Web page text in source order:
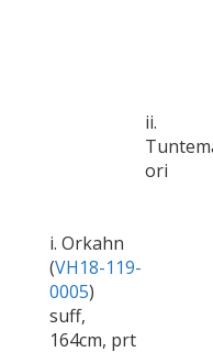
i. Orkahn
(VH18-119-
0005)
suff,
164cm, prt
ii.
ori